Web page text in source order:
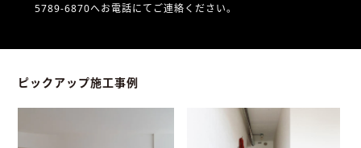
5789-6870へお電話にてご連絡ください。
ピックアップ施工事例